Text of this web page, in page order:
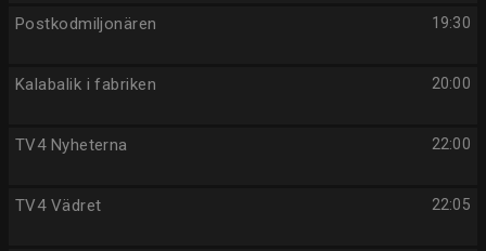
19:30
Postkodmiljonären
20:00
Kalabalik i fabriken
22:00
TV4 Nyheterna
22:05
TV4 Vädret